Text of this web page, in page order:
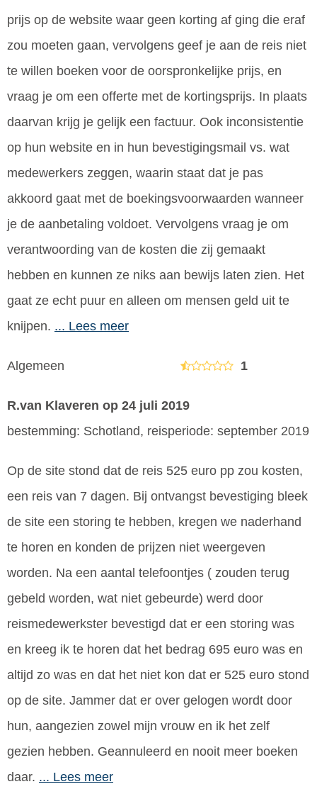
prijs op de website waar geen korting af ging die eraf
zou moeten gaan, vervolgens geef je aan de reis niet
te willen boeken voor de oorspronkelijke prijs, en
vraag je om een offerte met de kortingsprijs. In plaats
daarvan krijg je gelijk een factuur. Ook inconsistentie
op hun website en in hun bevestigingsmail vs. wat
medewerkers zeggen, waarin staat dat je pas
akkoord gaat met de boekingsvoorwaarden wanneer
je de aanbetaling voldoet. Vervolgens vraag je om
verantwoording van de kosten die zij gemaakt
hebben en kunnen ze niks aan bewijs laten zien. Het
gaat ze echt puur en alleen om mensen geld uit te
knijpen. ... Lees meer
Algemeen 1
R.van Klaveren op 24 juli 2019
bestemming: Schotland, reisperiode: september 2019
Op de site stond dat de reis 525 euro pp zou kosten,
een reis van 7 dagen. Bij ontvangst bevestiging bleek
de site een storing te hebben, kregen we naderhand
te horen en konden de prijzen niet weergeven
worden. Na een aantal telefoontjes ( zouden terug
gebeld worden, wat niet gebeurde) werd door
reismedewerkster bevestigd dat er een storing was
en kreeg ik te horen dat het bedrag 695 euro was en
altijd zo was en dat het niet kon dat er 525 euro stond
op de site. Jammer dat er over gelogen wordt door
hun, aangezien zowel mijn vrouw en ik het zelf
gezien hebben. Geannuleerd en nooit meer boeken
daar. ... Lees meer